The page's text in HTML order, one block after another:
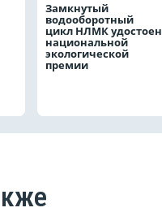
Замкнутый
водооборотный
цикл НЛМК удостоен
национальной
экологической
премии